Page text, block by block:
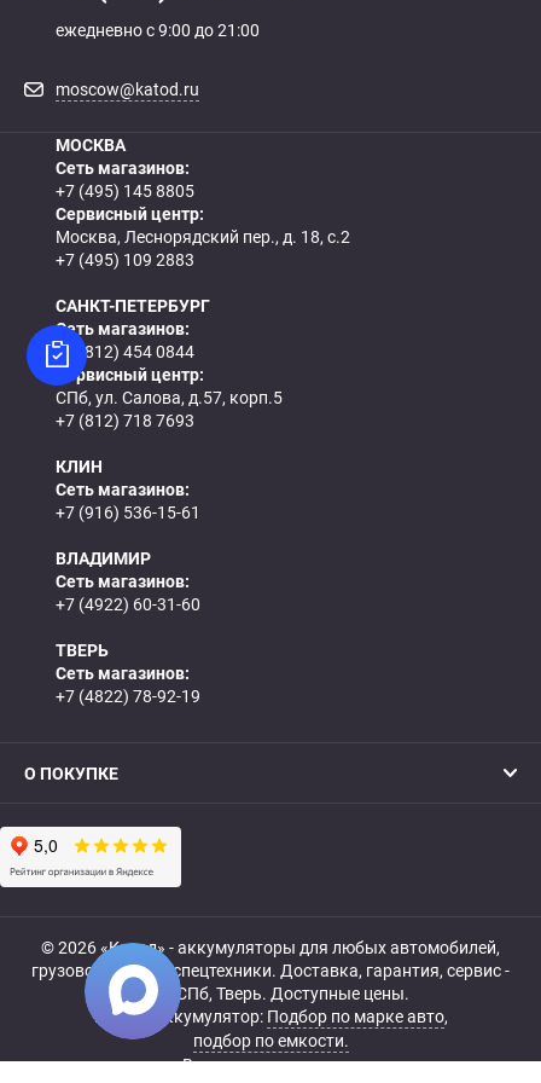
ежедневно с 9:00 до 21:00
moscow@katod.ru
МОСКВА
Сеть магазинов:
+7 (495) 145 8805
Сервисный центр:
Москва, Леснорядский пер., д. 18, с.2
+7 (495) 109 2883
САНКТ-ПЕТЕРБУРГ
Сеть магазинов:
+7 (812) 454 0844
Сервисный центр:
СПб, ул. Салова, д.57, корп.5
+7 (812) 718 7693
КЛИН
Сеть магазинов:
+7 (916) 536-15-61
ВЛАДИМИР
Сеть магазинов:
+7 (4922) 60-31-60
ТВЕРЬ
Сеть магазинов:
+7 (4822) 78-92-19
О ПОКУПКЕ
© 2026 «Катод» - аккумуляторы для любых автомобилей,
грузовой, мото- и спецтехники. Доставка, гарантия, сервис -
МСК, СПб, Тверь. Доступные цены.
Купить аккумулятор: Подбор по марке авто,
подбор по емкости.
Все права защищены.